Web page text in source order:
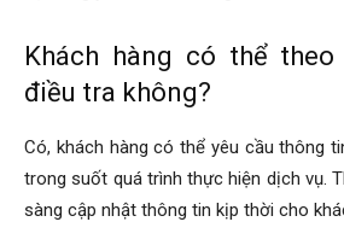
Khách hàng có thể
điều tra không?
Có, khách hàng có thể yêu cầu thông
trong suốt quá trình thực hiện dịch vụ.
sàng cập nhật thông tin kịp thời cho